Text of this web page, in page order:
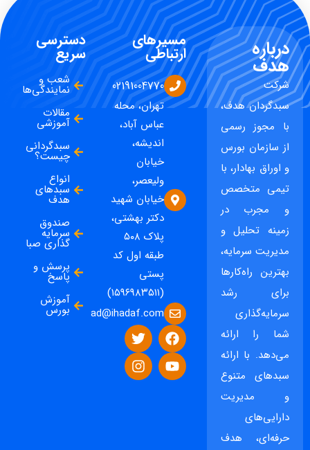
درباره
هدف
شرکت
سبدگردان هدف،
با مجوز رسمی
از سازمان بورس
و اوراق بهادار، با
تیمی متخصص
و مجرب در
زمینه تحلیل و
مدیریت سرمایه،
بهترین راه‌کارها
برای رشد
سرمایه‌گذاری
شما را ارائه
می‌دهد. با ارائه
سبدهای متنوع
و مدیریت
دارایی‌های
حرفه‌ای، هدف
مسیرهای
ارتباطی
02191004770
تهران، محله
عباس آباد،
اندیشه،
خیابان
ولیعصر،
خیابان شهید
دکتر بهشتی،
پلاک ۵۰۸
طبقه اول کد
پستی
(۱۵۹۶۹۸۳۵۱۱)
ad@ihadaf.com
دسترسی
سریع
شعب و
نمایندگی‌ها
مقالات
آموزشی
سبدگردانی
چیست؟
انواع
سبدهای
هدف
صندوق
سرمایه
گذاری صبا
پرسش و
پاسخ
آموزش
بورس